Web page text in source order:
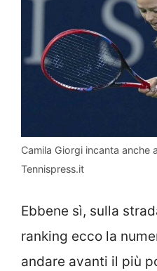
Camila Giorgi incanta anche
Tennispress.it
Ebbene sì, sulla
ranking ecco la
andare avanti il più